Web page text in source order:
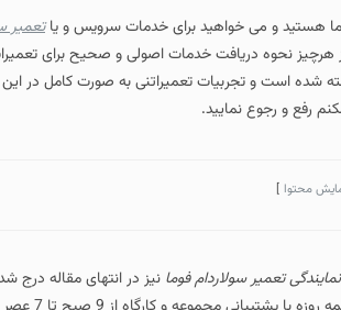
هستید و می خواهید برای خدمات سرویس و یاتعمیر
هرچیز نحوه دریافت خدمات اصولی و صحیح برای
شده است و تجربیات تعمیراتنی به صورت کامل در
رفع و رجوع نمایید.
محتوا
نمایندگی تعمیر سولاردام فوما نیز در انتهای مقاله درج